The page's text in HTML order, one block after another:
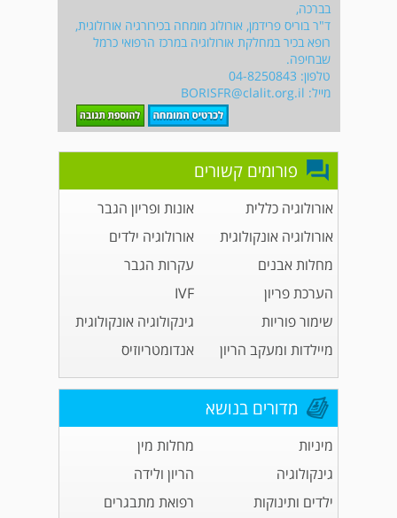
בברכה,
ד"ר בוריס פרידמן, אורולוג מומחה בכירורגיה אורולוגית,
רופא בכיר במחלקת אורולוגיה במרכז הרפואי כרמל
שבחיפה.
טלפון: 04-8250843
מייל: BORISFR@clalit.org.il
פורומים קשורים
אורולוגיה כללית
אונות ופריון הגבר
אורולוגיה אונקולוגית
אורולוגיה ילדים
מחלות אבנים
עקרות הגבר
הערכת פריון
IVF
שימור פוריות
גינקולוגיה אונקולוגית
מיילדות ומעקב הריון
אנדומטריוזיס
מדורים בנושא
מיניות
מחלות מין
גינקולוגיה
הריון ולידה
ילדים ותינוקות
רפואת מתבגרים